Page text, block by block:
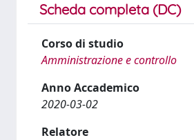
Scheda completa (DC)
Corso di studio
Amministrazione e controllo
Anno Accademico
2020-03-02
Relatore